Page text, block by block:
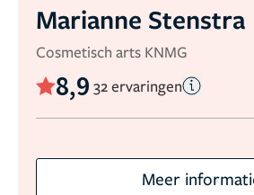
Marianne Stenstra
Cosmetisch arts KNMG
8,9 32 ervaringen
Meer